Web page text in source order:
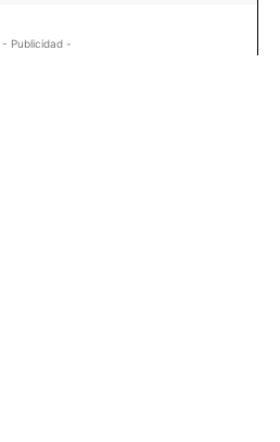
- Publicidad -